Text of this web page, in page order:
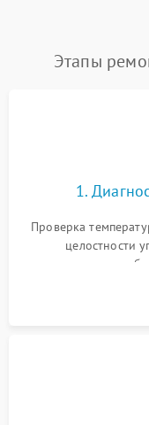
Этапы
1.
Проверка
целостности
сопротивления
считывание